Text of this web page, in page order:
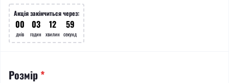
Акція закінчиться через:
00
днів
03
годин
12
хвилин
59
секунд
Розмір *